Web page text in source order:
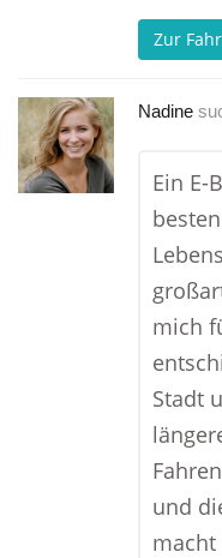
Zur
Nadine
Ein E-
mich
Stadt
und
macht